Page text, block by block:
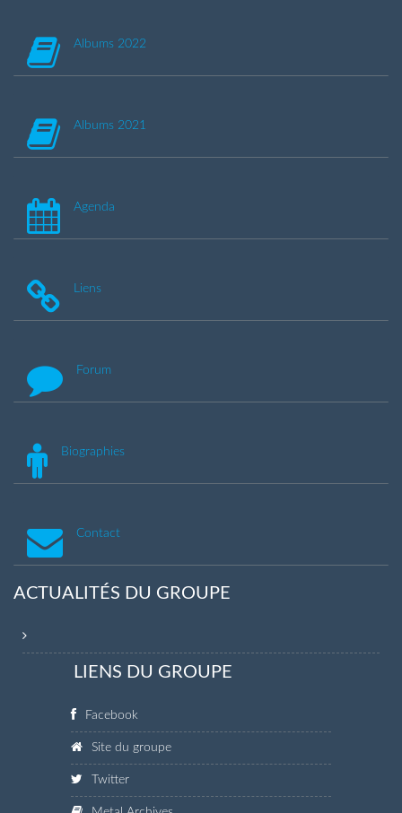
Albums 2022
Albums 2021
Agenda
Liens
Forum
Biographies
Contact
ACTUALITÉS DU GROUPE
LIENS DU GROUPE
Facebook
Site du groupe
Twitter